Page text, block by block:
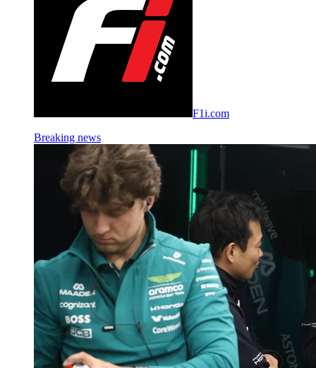
F1i.com
Breaking news